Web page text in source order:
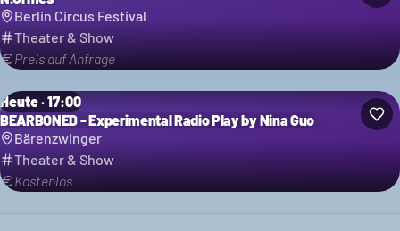
Berlin Circus Festival
Theater & Show
Preis auf Anfrage
Heute · 17:00
BEARBONED - Experimental Radio Play by Nina Guo
Bärenzwinger
Theater & Show
Kostenlos